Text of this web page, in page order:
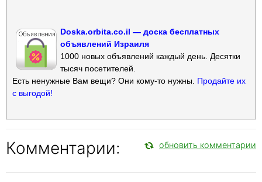
Doska.orbita.co.il — доска бесплатных
объявлений Израиля
1000 новых объявлений каждый день. Десятки
тысяч посетителей.
Есть ненужные Вам вещи? Они кому-то нужны. Продайте их
с выгодой!
Комментарии: обновить комментарии